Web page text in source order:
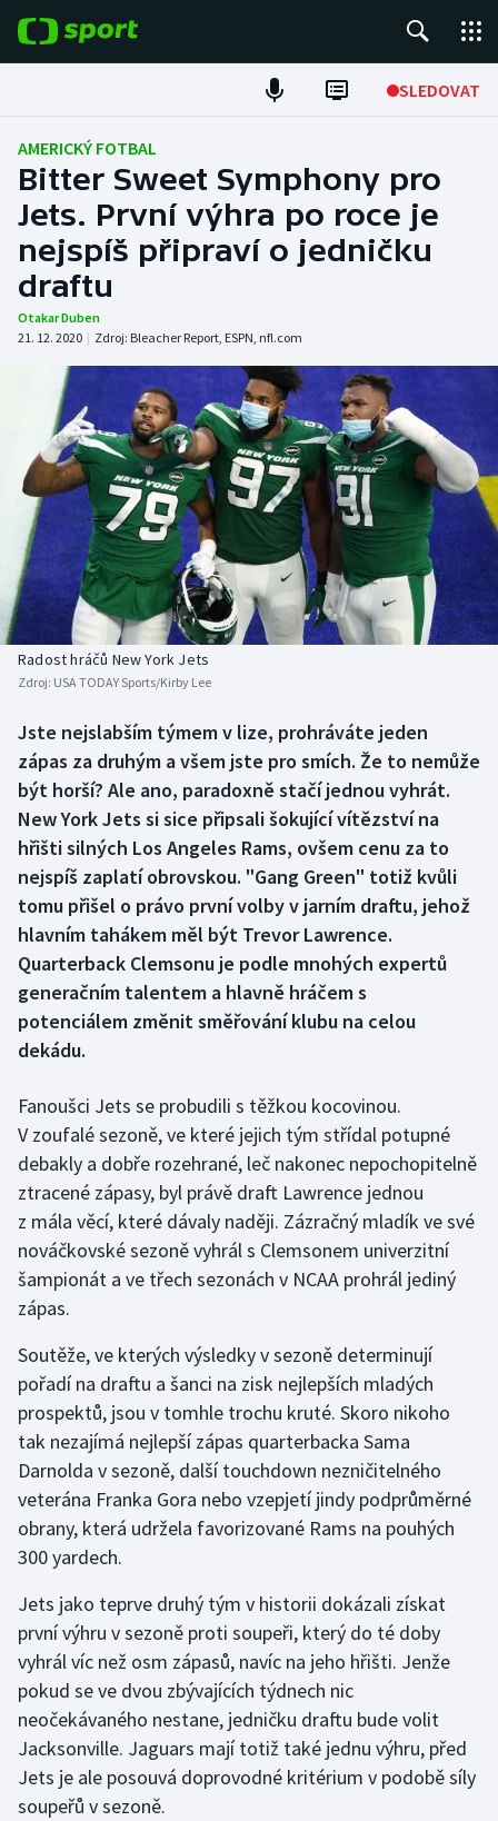
SLEDOVAT
Fotbal
Hokej
Tenis
Atletika
DALŠÍ SPORTY
Americký fotbal
Baseball a softbal
Basketbal
Biatlon
Boby a skeleton
Box
Curling
Dostihy
Florbal
Futsal
Golf
Gymnastika
Házená
Jezdectví
Judo
Krasobruslení
Lezení
Lyže a snowboard
Moderní pětiboj
Motorsport
Olympijské hry
Plavání
Plážový volejbal
Ragby
Rychlobruslení
NEPŘEHLÉDNĚTE
Soutěže
Historické návraty
Aplikace ČT sport
AZ kvíz
AMERICKÝ FOTBAL
Bitter Sweet Symphony pro
Jets. První výhra po roce je
nejspíš připraví o jedničku
draftu
Otakar Duben
21. 12. 2020 | Zdroj: Bleacher Report, ESPN, nfl.com
Radost hráčů New York Jets
Zdroj: USA TODAY Sports/Kirby Lee
Jste nejslabším týmem v lize, prohráváte jeden
zápas za druhým a všem jste pro smích. Že to nemůže
být horší? Ale ano, paradoxně stačí jednou vyhrát.
New York Jets si sice připsali šokující vítězství na
hřišti silných Los Angeles Rams, ovšem cenu za to
nejspíš zaplatí obrovskou. "Gang Green" totiž kvůli
tomu přišel o právo první volby v jarním draftu, jehož
hlavním tahákem měl být Trevor Lawrence.
Quarterback Clemsonu je podle mnohých expertů
generačním talentem a hlavně hráčem s
potenciálem změnit směřování klubu na celou
dekádu.
Fanoušci Jets se probudili s těžkou kocovinou.
V zoufalé sezoně, ve které jejich tým střídal potupné
debakly a dobře rozehrané, leč nakonec nepochopitelně
ztracené zápasy, byl právě draft Lawrence jednou
z mála věcí, které dávaly naději. Zázračný mladík ve své
nováčkovské sezoně vyhrál s Clemsonem univerzitní
šampionát a ve třech sezonách v NCAA prohrál jediný
zápas.
Soutěže, ve kterých výsledky v sezoně determinují
pořadí na draftu a šanci na zisk nejlepších mladých
prospektů, jsou v tomhle trochu kruté. Skoro nikoho
tak nezajímá nejlepší zápas quarterbacka Sama
Darnolda v sezoně, další touchdown nezničitelného
veterána Franka Gora nebo vzepjetí jindy podprůměrné
obrany, která udržela favorizované Rams na pouhých
300 yardech.
Jets jako teprve druhý tým v historii dokázali získat
první výhru v sezoně proti soupeři, který do té doby
vyhrál víc než osm zápasů, navíc na jeho hřišti. Jenže
pokud se ve dvou zbývajících týdnech nic
neočekávaného nestane, jedničku draftu bude volit
Jacksonville. Jaguars mají totiž také jednu výhru, před
Jets je ale posouvá doprovodné kritérium v podobě síly
soupeřů v sezoně.